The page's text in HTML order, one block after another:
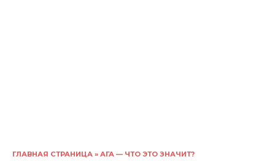
ГЛАВНАЯ СТРАНИЦА » АГА — ЧТО ЭТО ЗНАЧИТ?